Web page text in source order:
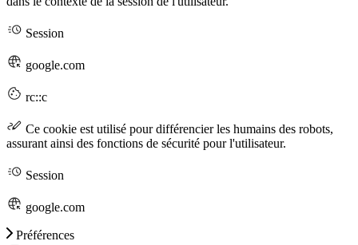
Session
google.com
rc::c
Ce cookie est utilisé pour différencier les humains des robots,
assurant ainsi des fonctions de sécurité pour l'utilisateur.
Session
google.com
Préférences